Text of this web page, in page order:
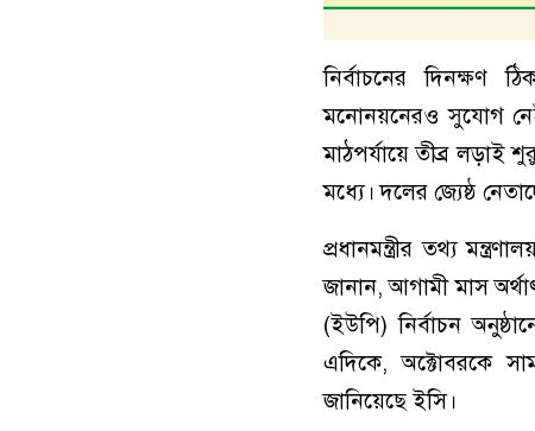
নির্বাচনের দিনক্ষণ
মনোনয়নেরও সুযোগ নেই।
মাঠপর্যায়ে তীব্র লড়াই
মধ্যে। দলের জ্যেষ্ঠ
প্রধানমন্ত্রীর তথ্য
জানান, আগামী মাস
(ইউপি) নির্বাচন
এদিকে, অক্টোবরকে
জানিয়েছে ইসি।